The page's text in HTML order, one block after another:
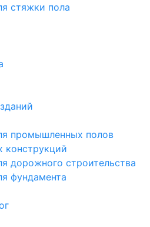
стяжки пола
промышленных полов
конструкций
дорожного строительства
фундамента